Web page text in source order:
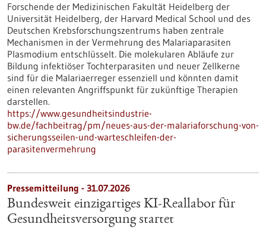
Forschende der Medizinischen Fakultät Heidelberg der
Universität Heidelberg, der Harvard Medical School und des
Deutschen Krebsforschungszentrums haben zentrale
Mechanismen in der Vermehrung des Malariaparasiten
Plasmodium entschlüsselt. Die molekularen Abläufe zur
Bildung infektiöser Tochterparasiten und neuer Zellkerne
sind für die Malariaerreger essenziell und könnten damit
einen relevanten Angriffspunkt für zukünftige Therapien
darstellen.
https://www.gesundheitsindustrie-
bw.de/fachbeitrag/pm/neues-aus-der-malariaforschung-von-
sicherungsseilen-und-warteschleifen-der-
parasitenvermehrung
Pressemitteilung - 31.07.2026
Bundesweit einzigartiges KI-Reallabor für
Gesundheits­versorgung startet